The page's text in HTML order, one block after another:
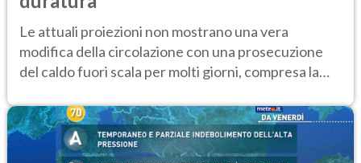
Le attuali proiezioni non mostrano una vera
modifica della circolazione con una prosecuzione
del caldo fuori scala per molti giorni, compresa la